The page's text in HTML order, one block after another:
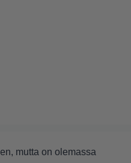
mutta on olemassa